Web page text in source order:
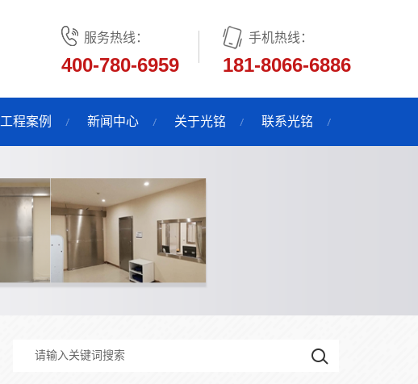
服务热线：
400-780-6959
手机热线：
181-8066-6886
工程案例 新闻中心 关于光铭 联系光铭